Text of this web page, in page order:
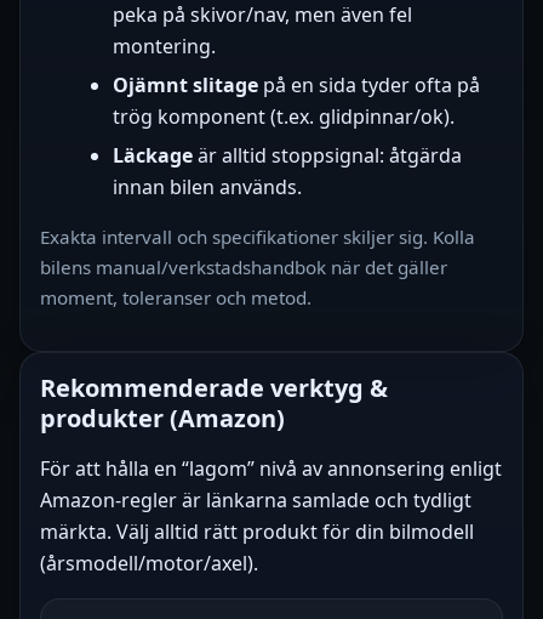
peka på skivor/nav, men även fel
montering.
Ojämnt slitage på en sida tyder ofta på
trög komponent (t.ex. glidpinnar/ok).
Läckageär alltid stoppsignal: åtgärda
innan bilen används.
Exakta intervall och specifikationer skiljer sig. Kolla
bilens manual/verkstadshandbok när det gäller
moment, toleranser och metod.
Rekommenderade verktyg &
produkter (Amazon)
För att hålla en “lagom” nivå av annonsering enligt
Amazon-regler är länkarna samlade och tydligt
märkta. Välj alltid rätt produkt för din bilmodell
(årsmodell/motor/axel).